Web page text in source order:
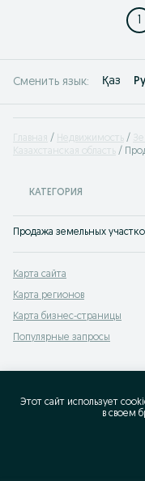
1
Сменить язык: Қаз
Главная Недвижимость
Казахстанская область
КАТЕГОРИЯ
Продажа земельных
Карта сайта
Карта регионов
Карта бизнес-страницы
Популярные запросы
Этот сайт использует
в своeм